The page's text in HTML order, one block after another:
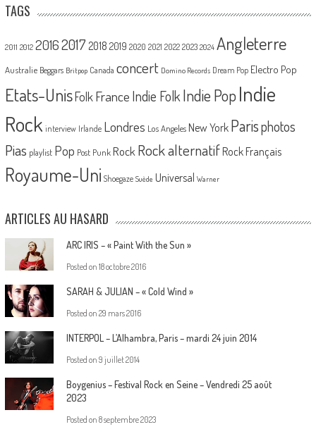
TAGS
2011 2012 20162017 2018 2019 2020 2021 2022 2023 2024 Angleterre
Australie Beggars Britpop Canada concert Domino Records Dream Pop Electro Pop
Etats-UnisFolk France Indie Folk Indie PopIndie
Rock interview Irlande Londres Los Angeles New York Parisphotos
Pias playlist Pop Post Punk Rock Rock alternatif Rock Français
Royaume-Uni Shoegaze Suède Universal Warner
ARTICLES AU HASARD
ARC IRIS – « Paint With the Sun »
Posted on 18 octobre 2016
SARAH & JULIAN – « Cold Wind »
Posted on 29 mars 2016
INTERPOL – L’Alhambra, Paris – mardi 24 juin 2014
Posted on 9 juillet 2014
Boygenius – Festival Rock en Seine – Vendredi 25 août
2023
Posted on 8 septembre 2023